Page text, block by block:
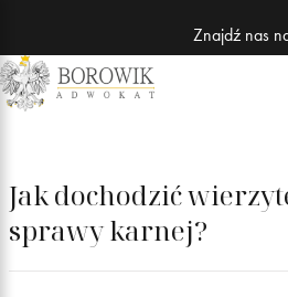
Znajdź nas
ADWOKAT
Wojciech
Jak dochodzić
sprawy karnej?